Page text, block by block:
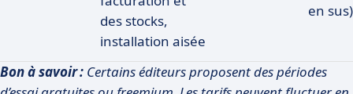
des stocks,
installation aisée
en sus)
Bon à savoir : Certains éditeurs proposent des périodes